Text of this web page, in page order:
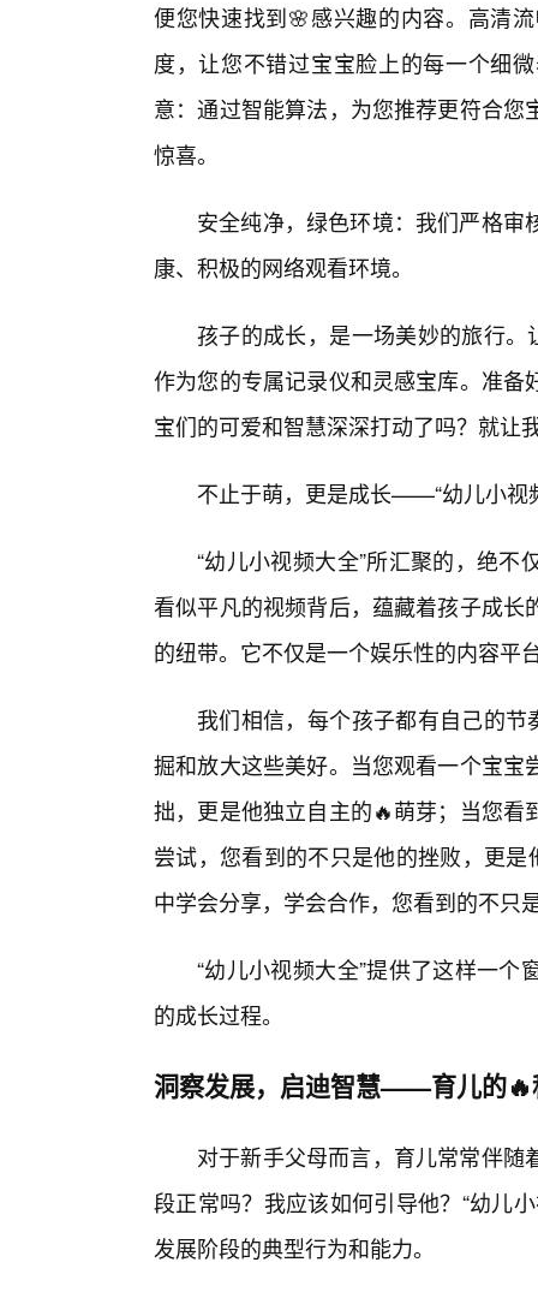
便您快速找到🌸感兴趣的内容。高清
度，让您不错过宝宝脸上的每一个细
意：通过智能算法，为您推荐更符合
惊喜。
安全纯净，绿色环境：我们严格
康、积极的网络观看环境。
孩子的成长，是一场美妙的旅行。
作为您的专属记录仪和灵感宝库。准
宝们的可爱和智慧深深打动了吗？就让
不止于萌，更是成长——“幼儿小视
“幼儿小视频大全”所汇聚的，绝
看似平凡的视频背后，蕴藏着孩子成
的纽带。它不仅是一个娱乐性的内容平
我们相信，每个孩子都有自己的节
掘和放大这些美好。当您观看一个宝
拙，更是他独立自主的🔥萌芽；当您
尝试，您看到的不只是他的挫败，更
中学会分享，学会合作，您看到的不只
“幼儿小视频大全”提供了这样一
的成长过程。
洞察发展，启迪智慧——育儿的🔥
对于新手父母而言，育儿常常伴
段正常吗？我应该如何引导他？“幼儿
发展阶段的典型行为和能力。